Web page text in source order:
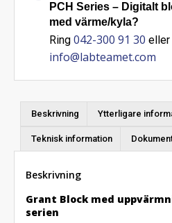
PCH Series – Digitalt
med värme/kyla?
Ring 042-300 91 30 eller
info@labteamet.com
Beskrivning Ytterligare
Teknisk information
Beskrivning
Grant Block med
serien